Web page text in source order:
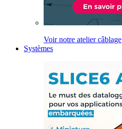
Voir notre atelier câblage
Systèmes